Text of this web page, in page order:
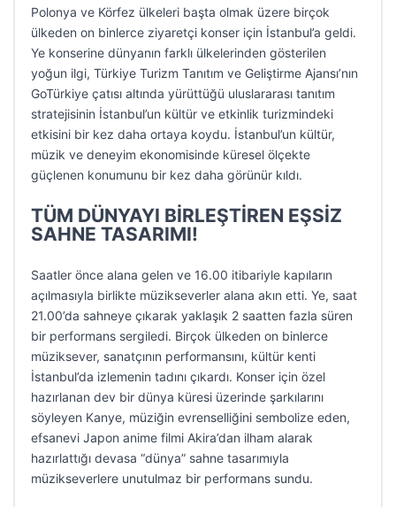
Polonya ve Körfez ülkeleri başta olmak üzere birçok
ülkeden on binlerce ziyaretçi konser için İstanbul’a geldi.
Ye konserine dünyanın farklı ülkelerinden gösterilen
yoğun ilgi, Türkiye Turizm Tanıtım ve Geliştirme Ajansı’nın
GoTürkiye çatısı altında yürüttüğü uluslararası tanıtım
stratejisinin İstanbul’un kültür ve etkinlik turizmindeki
etkisini bir kez daha ortaya koydu. İstanbul’un kültür,
müzik ve deneyim ekonomisinde küresel ölçekte
güçlenen konumunu bir kez daha görünür kıldı.
TÜM DÜNYAYI BİRLEŞTİREN EŞSİZ
SAHNE TASARIMI!
Saatler önce alana gelen ve 16.00 itibariyle kapıların
açılmasıyla birlikte müzikseverler alana akın etti. Ye, saat
21.00’da sahneye çıkarak yaklaşık 2 saatten fazla süren
bir performans sergiledi. Birçok ülkeden on binlerce
müziksever, sanatçının performansını, kültür kenti
İstanbul’da izlemenin tadını çıkardı. Konser için özel
hazırlanan dev bir dünya küresi üzerinde şarkılarını
söyleyen Kanye, müziğin evrenselliğini sembolize eden,
efsanevi Japon anime filmi Akira’dan ilham alarak
hazırlattığı devasa “dünya” sahne tasarımıyla
müzikseverlere unutulmaz bir performans sundu.